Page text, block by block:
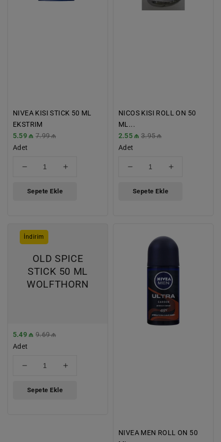
NIVEA KISI STICK 50 ML
EKSTRIM
İndirimli
Fiyat
5.59 ₼ Normal
7.99 ₼
Adet
azaltın
için
Sepete Ekle
NICOS KISI ROLL ON 50
ML...
İndirimli
Fiyat
2.55 ₼ Normal
3.95 ₼
Adet
azaltın
için
Sepete Ekle
ML
WOLFTHORN
OLD SPICE
STICK 50 ML
WOLFTHORN
İndirim
İndirimli
Fiyat
5.49 ₼ Normal
9.69 ₼
Adet
azaltın
için
Sepete Ekle
MEN
ROLL
50
ML
ULTRA
CARBON
NIVEA MEN ROLL ON 50